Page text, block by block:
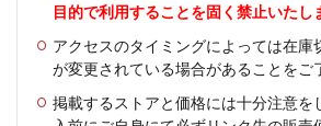
目的で利用することを固く禁止いたし
アクセスのタイミングによっては在庫
が変更されている場合があることをご
掲載するストアと価格には十分注意を